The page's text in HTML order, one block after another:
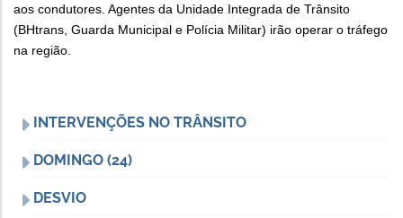
aos condutores. Agentes da Unidade Integrada de Trânsito
(BHtrans, Guarda Municipal e Polícia Militar) irão operar o tráfego
na região.
INTERVENÇÕES NO TRÂNSITO
DOMINGO (24)
DESVIO